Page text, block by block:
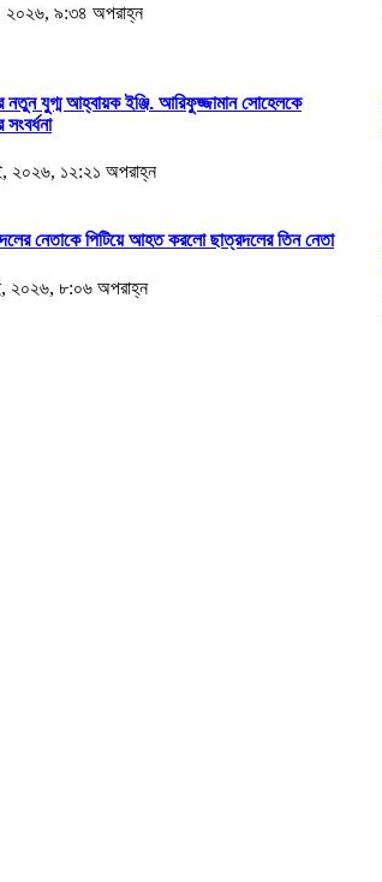
২০২৬, ৯:৩৪ অপরাহ্ন
নতুন যুগ্ম আহ্বায়ক ইঞ্জি. আরিফুজ্জামান সোহেলকে
২০২৬, ১২:২১ অপরাহ্ন
নেতাকে পিটিয়ে আহত করলো ছাত্রদলের তিন নেতা
২০২৬, ৮:০৬ অপরাহ্ন